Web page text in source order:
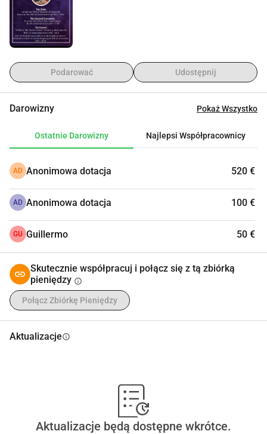
Podarować Udostępnij
Darowizny Pokaż Wszystko
Ostatnie Darowizny Najlepsi Współpracownicy
AD Anonimowa dotacja 520 €
AD Anonimowa dotacja 100 €
GU Guillermo 50 €
Skutecznie współpracuj i połącz się z tą zbiórką
pieniędzy info
Połącz Zbiórkę Pieniędzy
Aktualizacjeinfo
Aktualizacje będą dostępne wkrótce.